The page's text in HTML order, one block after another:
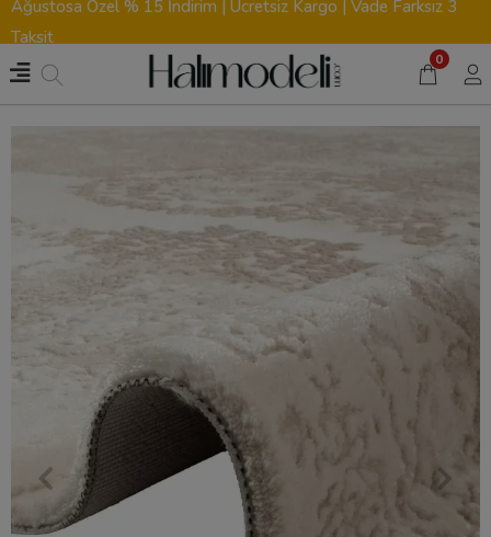
Ağustosa Özel % 15 İndirim | Ücretsiz Kargo | Vade Farksız 3
Taksit
0